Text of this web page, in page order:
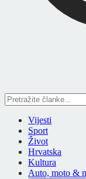
Vijesti
Sport
Život
Hrvatska
Kultura
Auto, moto &